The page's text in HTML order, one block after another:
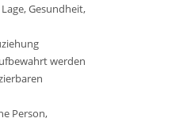
Gesundheit,
werden
Person,